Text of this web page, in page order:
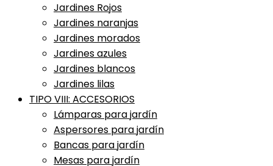
Jardines Rojos
Jardines naranjas
Jardines morados
Jardines azules
Jardines blancos
Jardines lilas
TIPO VIII: ACCESORIOS
Lámparas para jardín
Aspersores para jardín
Bancas para jardín
Mesas para jardín